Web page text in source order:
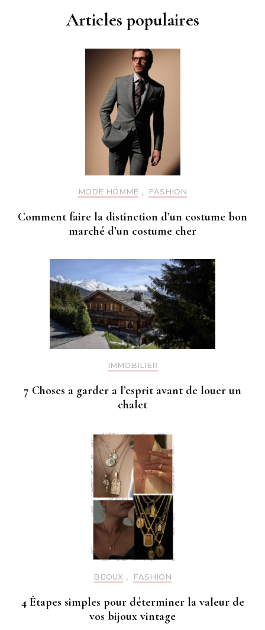
Articles populaires
MODE HOMME , FASHION
Comment faire la distinction d’un costume bon
marché d’un costume cher
IMMOBILIER
7 Choses a garder a l’esprit avant de louer un
chalet
BIJOUX , FASHION
4 Étapes simples pour déterminer la valeur de
vos bijoux vintage